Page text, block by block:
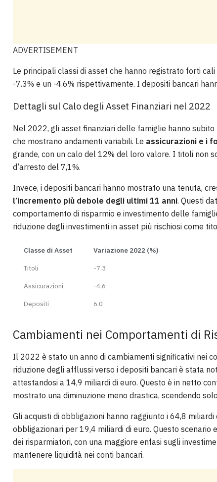
ADVERTISEMENT
Le principali classi di asset che hanno registrato forti
-7.3% e un -4.6% rispettivamente. I depositi bancari
Dettagli sul Calo degli Asset Finanziari nel 2022
Nel 2022, gli asset finanziari delle famiglie hanno
che mostrano andamenti variabili. Le assicurazioni e i
grande, con un calo del 12% del loro valore. I titoli non
d’arresto del 7,1%.
Invece, i depositi bancari hanno mostrato una tenuta,
l’incremento più debole degli ultimi 11 anni. Questi
comportamento di risparmio e investimento delle
riduzione degli investimenti in asset più rischiosi come
Classe di Asset
Variazione 2022 (%)
Titoli
-7.3
Assicurazioni
-4.6
Depositi
6.0
Cambiamenti nei Comportamenti di
Il 2022 è stato un anno di cambiamenti significativi nei
riduzione degli afflussi verso i depositi bancari è stata
attestandosi a 14,9 miliardi di euro. Questo è in netto
mostrato una diminuzione meno drastica, scendendo
Gli acquisti di obbligazioni hanno raggiunto i 64,8
obbligazionari per 19,4 miliardi di euro. Questo
dei risparmiatori, con una maggiore enfasi sugli
mantenere liquidità nei conti bancari.